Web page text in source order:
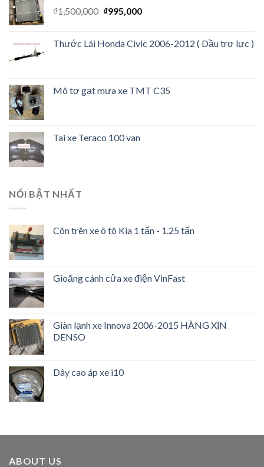
₫1,500,000 ₫995,000
Thước Lái Honda Civic 2006-2012 ( Dầu trợ lực )
Mô tơ gạt mưa xe TMT C35
Tai xe Teraco 100 van
NỔI BẬT NHẤT
Côn trên xe ô tô Kia 1 tấn - 1.25 tấn
Gioăng cánh cửa xe điện VinFast
Giàn lạnh xe Innova 2006-2015 HÀNG XỊN
DENSO
Dây cao áp xe i10
ABOUT US